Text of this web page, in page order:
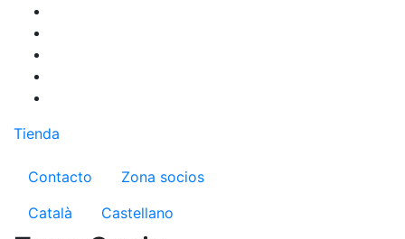
Pasar
contenido
principal
Tienda
Menú del compte d'usuari
Contacto
Zona socios
Català
Castellano